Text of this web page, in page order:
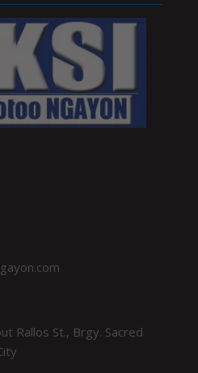
Rallos St., Brgy. Sacred